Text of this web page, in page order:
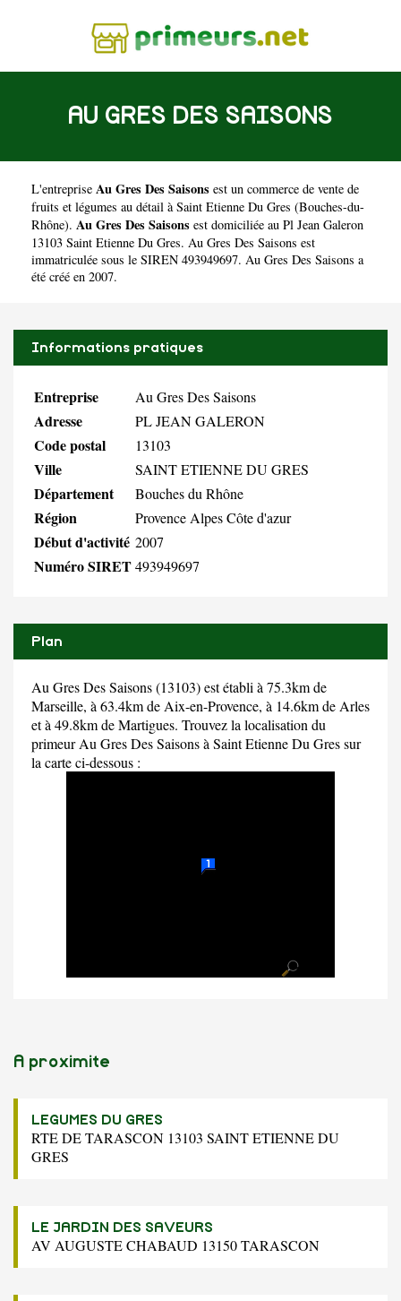
AU GRES DES SAISONS
L'entreprise Au Gres Des Saisons est un commerce de vente de
fruits et légumes au détail à Saint Etienne Du Gres (Bouches-du-
Rhône). Au Gres Des Saisons est domiciliée au Pl Jean Galeron
13103 Saint Etienne Du Gres. Au Gres Des Saisons est
immatriculée sous le SIREN 493949697. Au Gres Des Saisons a
été créé en 2007.
Informations pratiques
Entreprise Au Gres Des Saisons
Adresse PL JEAN GALERON
Code postal 13103
Ville SAINT ETIENNE DU GRES
Département Bouches du Rhône
Région Provence Alpes Côte d'azur
Début d'activité 2007
Numéro SIRET493949697
Plan
Au Gres Des Saisons (13103) est établi à 75.3km de
Marseille, à 63.4km de Aix-en-Provence, à 14.6km de Arles
et à 49.8km de Martigues. Trouvez la localisation du
primeur Au Gres Des Saisons à Saint Etienne Du Gres sur
la carte ci-dessous :
A proximite
LEGUMES DU GRES
RTE DE TARASCON 13103 SAINT ETIENNE DU
GRES
LE JARDIN DES SAVEURS
AV AUGUSTE CHABAUD 13150 TARASCON